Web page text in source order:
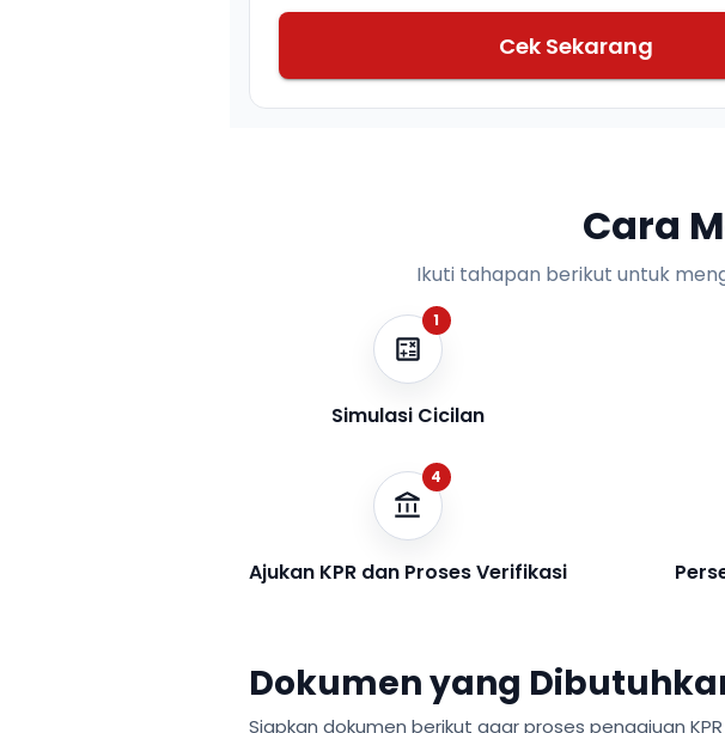
Cek Sekarang
Cara
Ikuti tahapan berikut untuk
1
Simulasi Cicilan
4
Ajukan KPR dan Proses Verifikasi
Dokumen yang
Siapkan dokumen berikut agar proses pengajuan KPR